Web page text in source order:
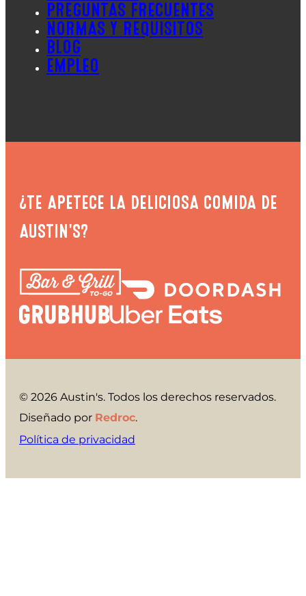
PREGUNTAS FRECUENTES
NORMAS Y REQUISITOS
BLOG
EMPLEO
¿TE APETECE LA DELICIOSA COMIDA DE
AUSTIN'S?
© 2026 Austin's. Todos los derechos reservados.
Diseñado por Redroc.
Política de privacidad